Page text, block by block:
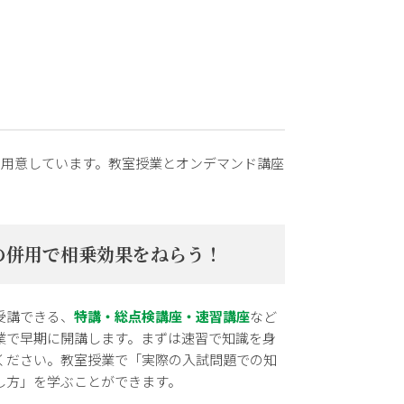
意しています。教室授業とオンデマンド講座
用で相乗効果をねらう！
できる、 特講・総点検講座・速習講座など
で早期に開講します。まずは速習で知識を身
ださい。教室授業で「実際の入試問題での知
」を学ぶことができます。